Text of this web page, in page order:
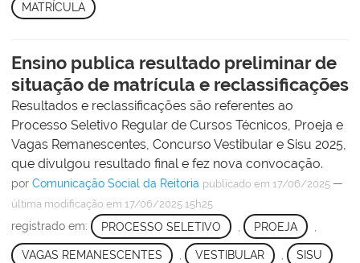
MATRÍCULA
Ensino publica resultado preliminar de
situação de matrícula e reclassificações
Resultados e reclassificações são referentes ao
Processo Seletivo Regular de Cursos Técnicos, Proeja e
Vagas Remanescentes, Concurso Vestibular e Sisu 2025,
que divulgou resultado final e fez nova convocação.
por Comunicação Social da Reitoria publicado em 17/06/2025 —
última modificação em 17/06/2025 15h25
registrado em: PROCESSO SELETIVO PROEJA
VAGAS REMANESCENTES , VESTIBULAR , SISU